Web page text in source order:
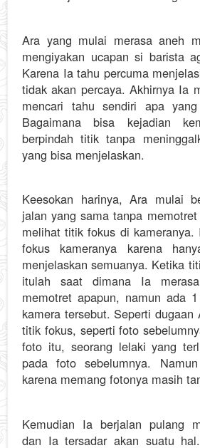
Ara yang mulai merasa aneh
mengiyakan ucapan si barista
Karena Ia tahu percuma
tidak akan percaya. Akhirnya Ia
mencari tahu sendiri apa
Bagaimana bisa kejadian
berpindah titik tanpa
yang bisa menjelaskan.
Keesokan harinya, Ara mulai
jalan yang sama tanpa
melihat titik fokus di kameranya.
fokus kameranya karena
menjelaskan semuanya. Ketika
itulah saat dimana Ia
memotret apapun, namun ada
kamera tersebut. Seperti
titik fokus, seperti foto
foto itu, seorang lelaki yang
pada foto sebelumnya.
karena memang fotonya masih
Kemudian Ia berjalan pulang
dan Ia tersadar akan suatu